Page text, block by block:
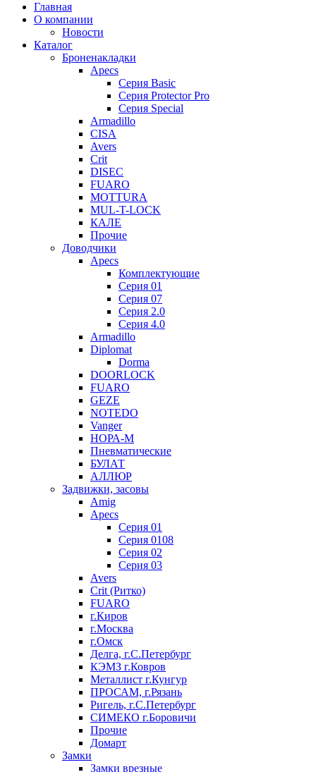
Главная
О компании
Новости
Каталог
Броненакладки
Apecs
Серия Basic
Серия Protector Pro
Серия Special
Armadillo
CISA
Avers
Crit
DISEC
FUARO
MOTTURA
MUL-T-LOCK
КАЛЕ
Прочие
Доводчики
Apecs
Комплектующие
Серия 01
Серия 07
Серия 2.0
Серия 4.0
Armadillo
Diplomat
Dorma
DOORLOCK
FUARO
GEZE
NOTEDO
Vanger
НОРА-М
Пневматические
БУЛАТ
АЛЛЮР
Задвижки, засовы
Amig
Apecs
Серия 01
Серия 0108
Серия 02
Серия 03
Avers
Crit (Ритко)
FUARO
г.Киров
г.Москва
г.Омск
Делга, г.С.Петербург
КЭМЗ г.Ковров
Металлист г.Кунгур
ПРОСАМ, г.Рязань
Ригель, г.С.Петербург
СИМЕКО г.Боровичи
Прочие
Домарт
Замки
Замки врезные